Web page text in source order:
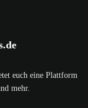
euch eine Plattform
mehr.